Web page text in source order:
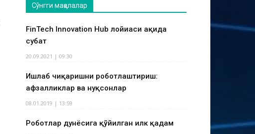
Сўнгги мақолалар
FinTech Innovation Hub лойиҳаси ҳақида
суҳбат
20.09.2021 | 09:30
Ишлаб чиқаришни роботлаштириш:
афзалликлар ва нуқсонлар
08.01.2019 | 13:59
Роботлар дунёсига қўйилган илк қадам